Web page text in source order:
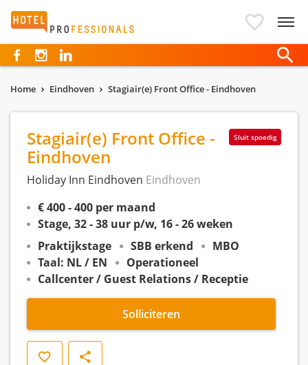
Hotelprofessionals
Home Eindhoven Stagiair(e) Front Office - Eindhoven
Sluit spoedig
Stagiair(e) Front Office -
Eindhoven
Holiday Inn Eindhoven Eindhoven
€ 400 - 400 per maand
Stage, 32 - 38 uur p/w, 16 - 26 weken
Praktijkstage
SBB erkend
MBO
Taal: NL / EN
Operationeel
Callcenter / Guest Relations / Receptie
Solliciteren
Opslaan Delen